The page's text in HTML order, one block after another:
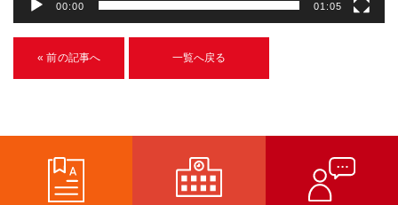
受講生紹介
イベント
アクセスマップ
企業向け
00:00 01:05
« 前の記事へ 一覧へ戻る